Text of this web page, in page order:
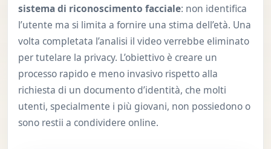
sistema di riconoscimento facciale: non identifica
l’utente ma si limita a fornire una stima dell’età. Una
volta completata l’analisi il video verrebbe eliminato
per tutelare la privacy. L’obiettivo è creare un
processo rapido e meno invasivo rispetto alla
richiesta di un documento d’identità, che molti
utenti, specialmente i più giovani, non possiedono o
sono restii a condividere online.